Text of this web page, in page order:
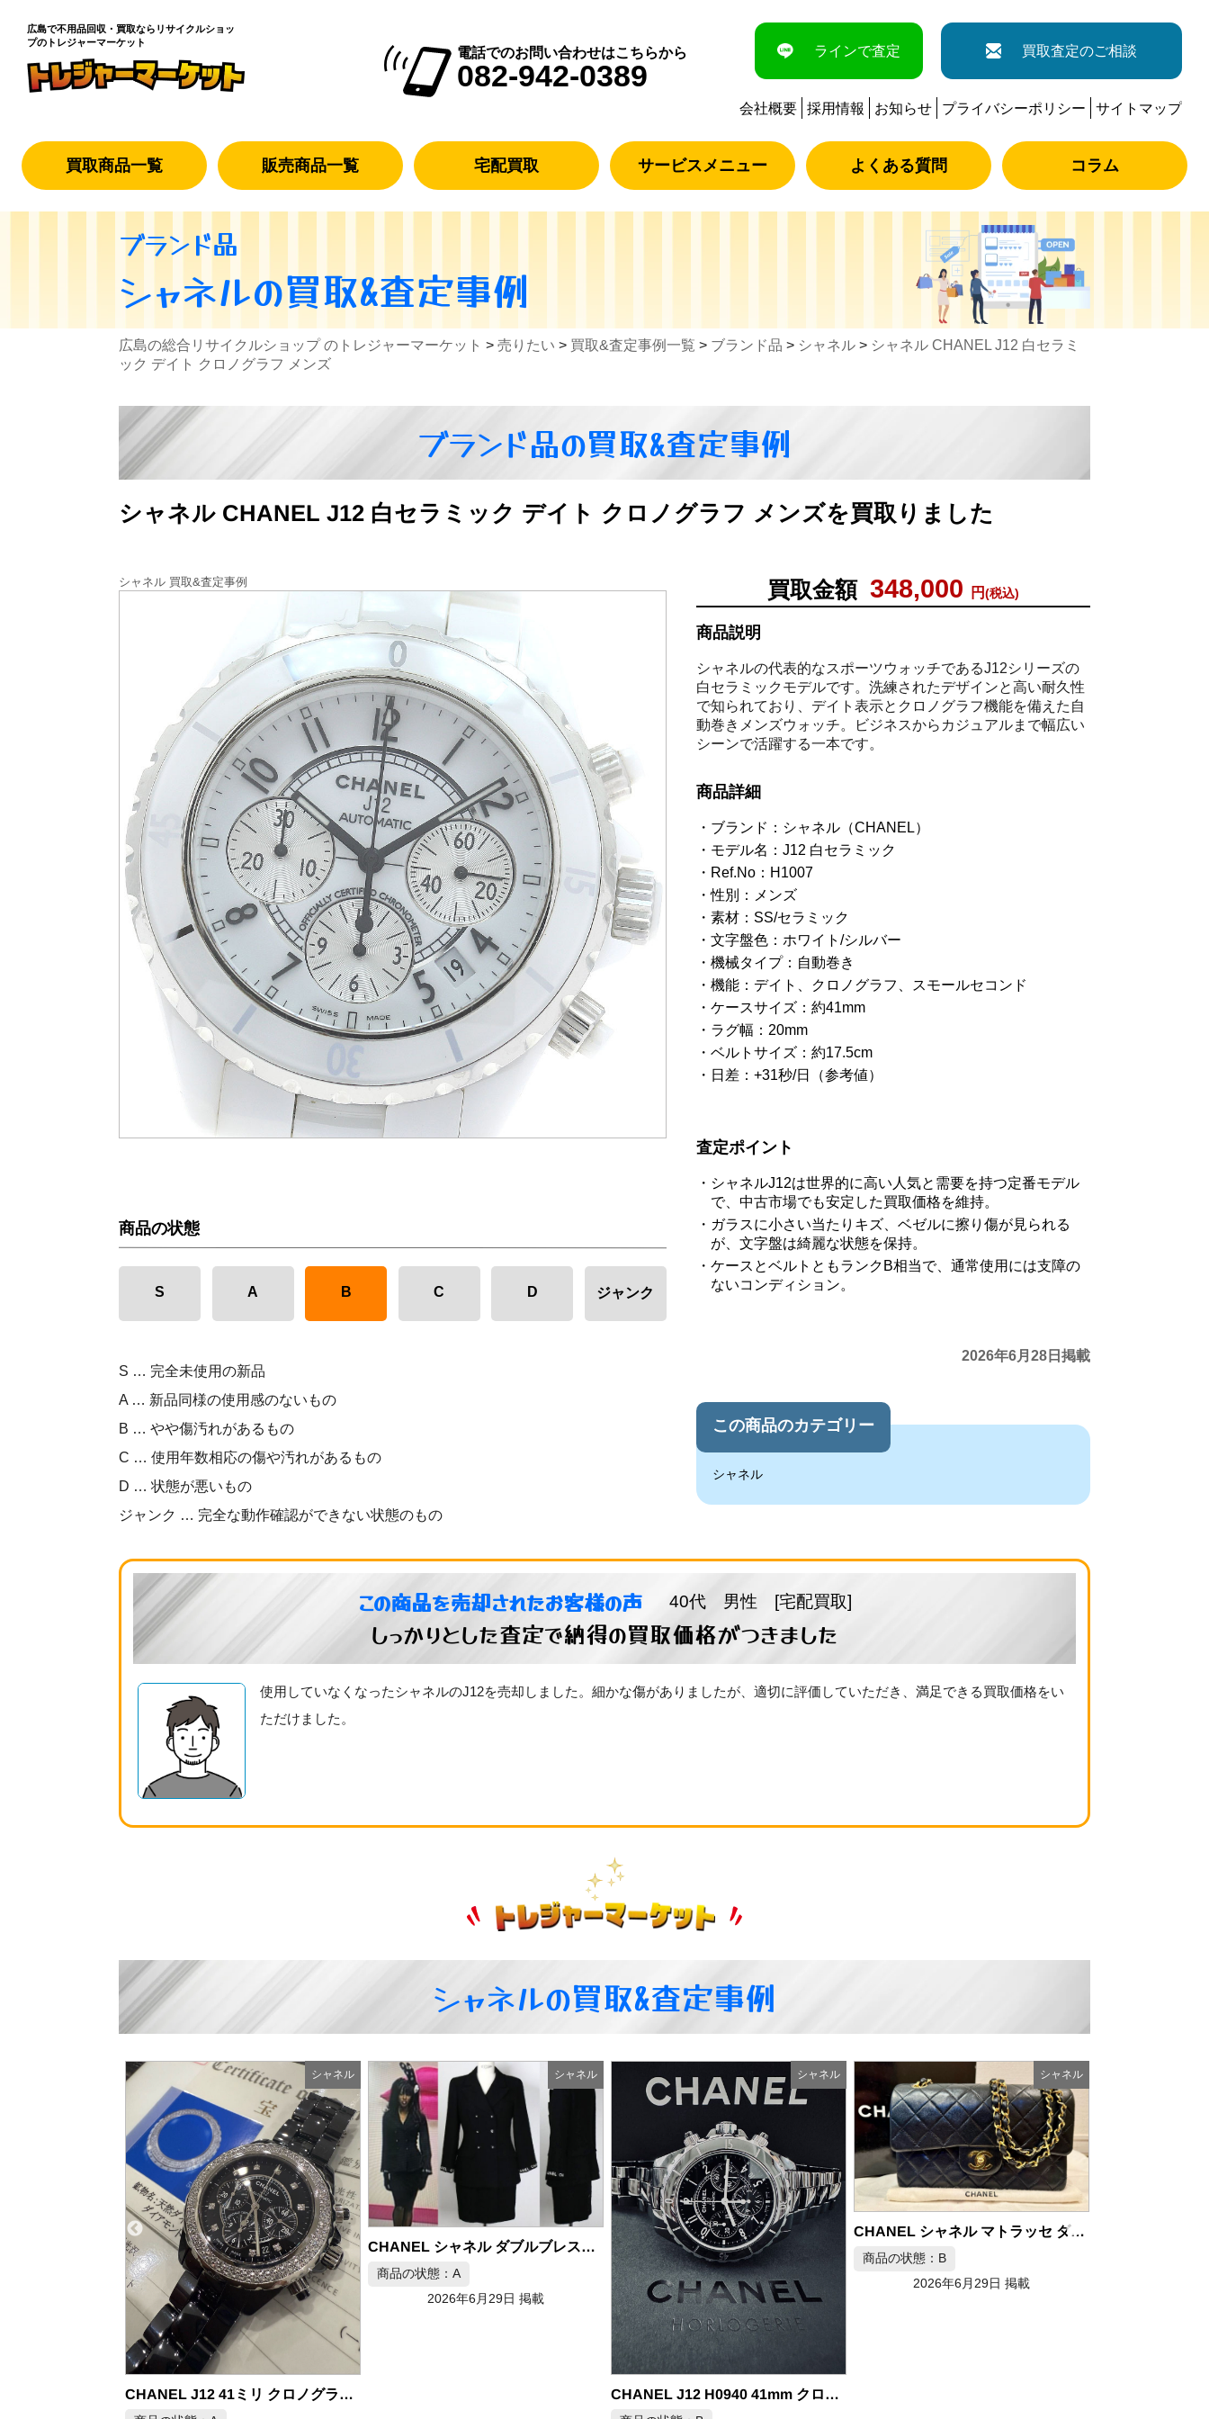
広島で不用品回収・買取なら リサイクルショッ
プのトレジャーマーケット
電話でのお問い合わせはこちらから
082-942-0389
ラインで査定 買取査定のご相談
会社概要 採用情報 お知らせ プライバシーポリシー サイトマップ
買取商品一覧 販売商品一覧 宅配買取 サービスメニュー よくある質問 コラム
ブランド品
シャネルの買取&査定事例
広島の総合リサイクルショップ のトレジャーマーケット > 売りたい > 買取&査定事例一覧 > ブランド品 > シャネル > シャネル CHANEL J12 白セラミ
ック デイト クロノグラフ メンズ
ブランド品の買取&査定事例
シャネル CHANEL J12 白セラミック デイト クロノグラフ メンズを買取りました
買取金額 348,000 円(税込)
商品説明
シャネルの代表的なスポーツウォッチであるJ12シリーズの
白セラミックモデルです。洗練されたデザインと高い耐久性
で知られており、デイト表示とクロノグラフ機能を備えた自
動巻きメンズウォッチ。ビジネスからカジュアルまで幅広い
シーンで活躍する一本です。
商品詳細
ブランド：シャネル（CHANEL）
モデル名：J12 白セラミック
Ref.No：H1007
性別：メンズ
素材：SS/セラミック
文字盤色：ホワイト/シルバー
機械タイプ：自動巻き
機能：デイト、クロノグラフ、スモールセコンド
ケースサイズ：約41mm
ラグ幅：20mm
ベルトサイズ：約17.5cm
日差：+31秒/日（参考値）
査定ポイント
シャネルJ12は世界的に高い人気と需要を持つ定番モデル
で、中古市場でも安定した買取価格を維持。
ガラスに小さい当たりキズ、ベゼルに擦り傷が見られる
が、文字盤は綺麗な状態を保持。
ケースとベルトともランクB相当で、通常使用には支障の
ないコンディション。
2026年6月28日掲載
この商品のカテゴリー
シャネル
シャネル 買取&査定事例
商品の状態
S A B C D ジャンク
S … 完全未使用の新品
A … 新品同様の使用感のないもの
B … やや傷汚れがあるもの
C … 使用年数相応の傷や汚れがあるもの
D … 状態が悪いもの
ジャンク … 完全な動作確認ができない状態のもの
この商品を売却されたお客様の声 40代 男性 [宅配買取]
しっかりとした査定で納得の買取価格がつきました
使用していなくなったシャネルのJ12を売却しました。細かな傷がありましたが、適切に評価していただき、満足できる買取価格をい
ただけました。
シャネルの買取&査定事例
シャネル
CHANEL シャネル ダブルブレスト ツイード スーツ 40 1995年
商品の状態：A
2026年6月29日 掲載
シャネル シャネル
商品の状態：B
2026年6月29日 掲載
シャネル